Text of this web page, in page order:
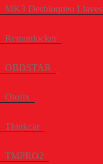
MK3 Desbloqueo Llaves
Remunlocker
OBDSTAR
Otofix
Thinkcar
TMPRO2